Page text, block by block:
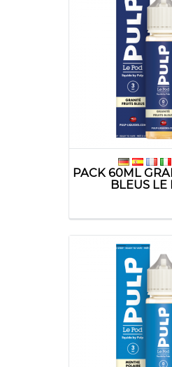
PACK 60ML
BLEUS LE